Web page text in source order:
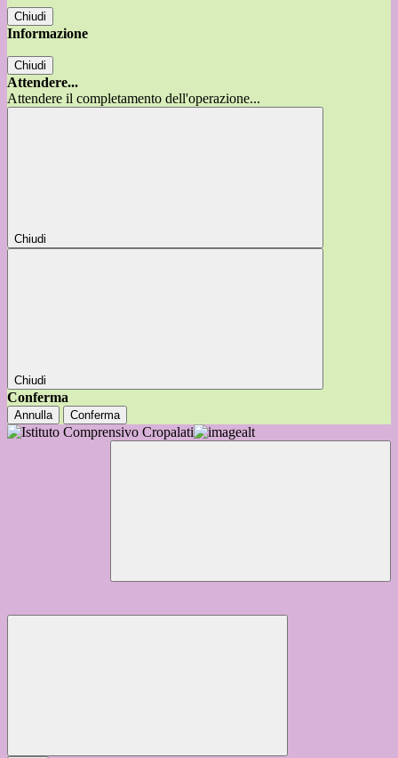
Chiudi
Informazione
Chiudi
Attendere...
Attendere il completamento dell'operazione...
Chiudi
Chiudi
Conferma
Annulla Conferma